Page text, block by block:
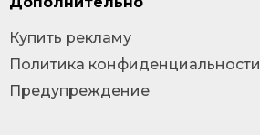
Купить рекламу
Политика конфиденциальности
Предупреждение